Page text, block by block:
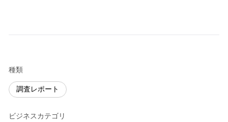
種類
調査レポート
ビジネスカテゴリ